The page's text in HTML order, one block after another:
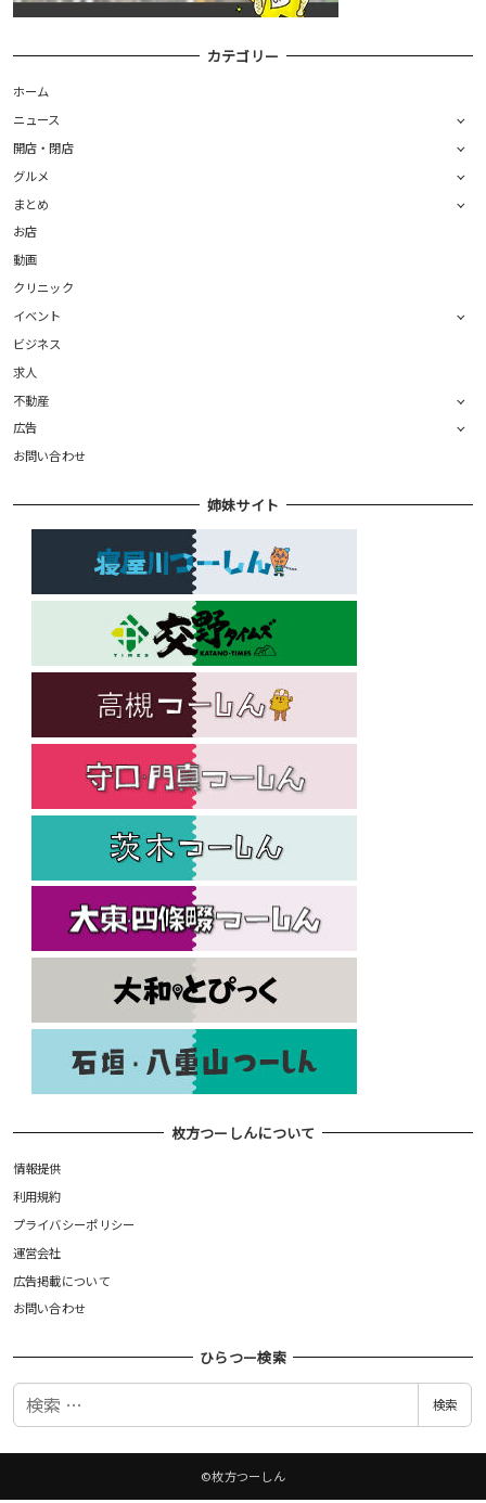
カテゴリー
ホーム
ニュース
開店・閉店
グルメ
まとめ
お店
動画
クリニック
イベント
ビジネス
求人
不動産
広告
お問い合わせ
姉妹サイト
枚方つーしんについて
情報提供
利用規約
プライバシーポリシー
運営会社
広告掲載について
お問い合わせ
ひらつー検索
検
検索
©枚方つーしん